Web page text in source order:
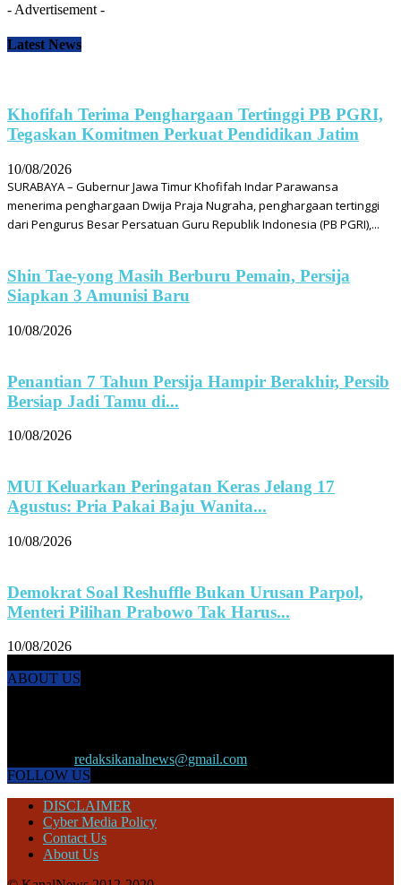
- Advertisement -
Latest News
Khofifah Terima Penghargaan Tertinggi PB PGRI,
Tegaskan Komitmen Perkuat Pendidikan Jatim
10/08/2026
SURABAYA – Gubernur Jawa Timur Khofifah Indar Parawansa
menerima penghargaan Dwija Praja Nugraha, penghargaan tertinggi
dari Pengurus Besar Persatuan Guru Republik Indonesia (PB PGRI),...
Shin Tae-yong Masih Berburu Pemain, Persija
Siapkan 3 Amunisi Baru
10/08/2026
Penantian 7 Tahun Persija Hampir Berakhir, Persib
Bersiap Jadi Tamu di...
10/08/2026
MUI Keluarkan Peringatan Keras Jelang 17
Agustus: Pria Pakai Baju Wanita...
10/08/2026
Demokrat Soal Reshuffle Bukan Urusan Parpol,
Menteri Pilihan Prabowo Tak Harus...
10/08/2026
ABOUT US
redaksikanalnews@gmail.com
FOLLOW US
DISCLAIMER
Cyber Media Policy
Contact Us
About Us